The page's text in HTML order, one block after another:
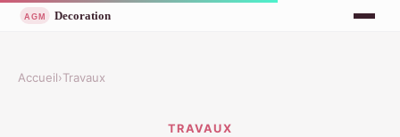
Accueil›Travaux
TRAVAUX